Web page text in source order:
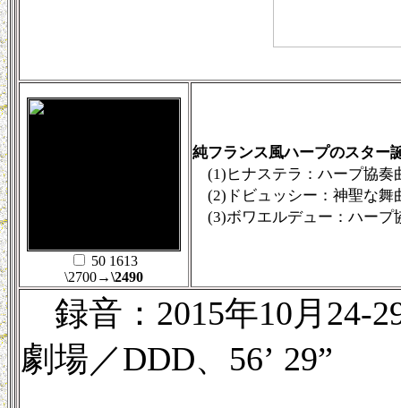
50 1613
\2700→\2490
純フランス風ハープのスター
(1)ヒナステラ：ハープ協奏
(2)ドビュッシー：神聖な舞
(3)ボワエルデュー：ハープ
録音：2015年10月24-
劇場／DDD、56’ 29”